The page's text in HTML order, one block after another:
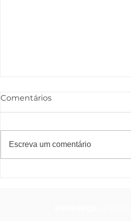
Comentários
Escreva um comentário